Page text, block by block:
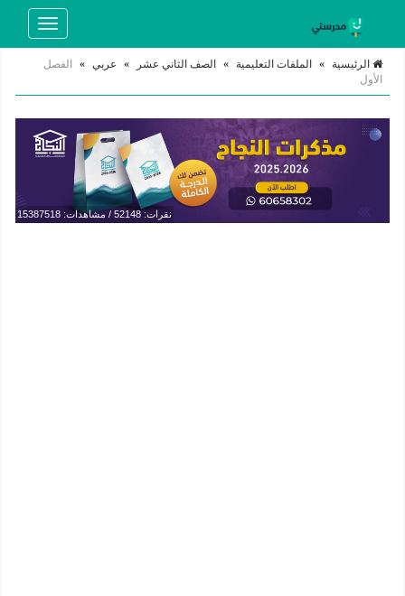
Toggle
الرئيسية » الملفات التعليمية » الصف الثاني عشر » عربي »
الفصل
الأول
نقرات: 52148 / مشاهدات: 15387518